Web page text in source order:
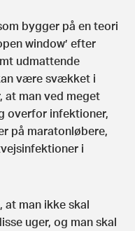
bygger på en teori
window’ efter
udmattende
være svækket i
at man ved meget
overfor infektioner,
på maratonløbere,
i
at man ikke skal
uger, og man skal